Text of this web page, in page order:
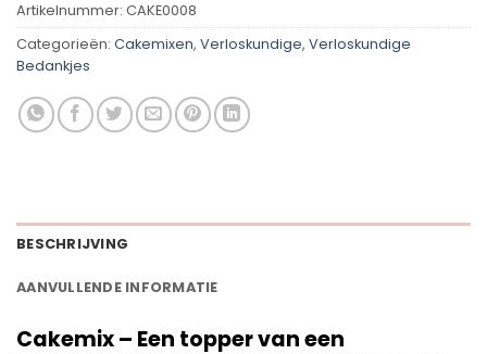
Artikelnummer: CAKE0008
Categorieën: Cakemixen, Verloskundige, Verloskundige
Bedankjes
BESCHRIJVING
AANVULLENDE INFORMATIE
Cakemix – Een topper van een